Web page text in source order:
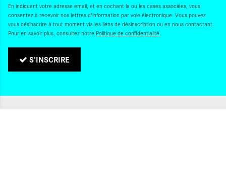
En indiquant votre adresse email, et en cochant la ou les cases associées, vous
consentez à recevoir nos lettres d'information par voie électronique. Vous pouvez
vous désinscrire à tout moment via les liens de désinscription ou en nous contactant.
Pour en savoir plus, consultez notre Politique de confidentialité.
S'INSCRIRE